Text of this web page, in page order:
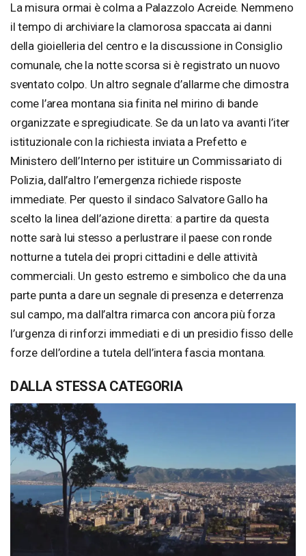
La misura ormai è colma a Palazzolo Acreide. Nemmeno
il tempo di archiviare la clamorosa spaccata ai danni
della gioielleria del centro e la discussione in Consiglio
comunale, che la notte scorsa si è registrato un nuovo
sventato colpo. Un altro segnale d’allarme che dimostra
come l’area montana sia finita nel mirino di bande
organizzate e spregiudicate. Se da un lato va avanti l’iter
istituzionale con la richiesta inviata a Prefetto e
Ministero dell’Interno per istituire un Commissariato di
Polizia, dall’altro l’emergenza richiede risposte
immediate. Per questo il sindaco Salvatore Gallo ha
scelto la linea dell’azione diretta: a partire da questa
notte sarà lui stesso a perlustrare il paese con ronde
notturne a tutela dei propri cittadini e delle attività
commerciali. Un gesto estremo e simbolico che da una
parte punta a dare un segnale di presenza e deterrenza
sul campo, ma dall’altra rimarca con ancora più forza
l’urgenza di rinforzi immediati e di un presidio fisso delle
forze dell’ordine a tutela dell’intera fascia montana.
DALLA STESSA CATEGORIA